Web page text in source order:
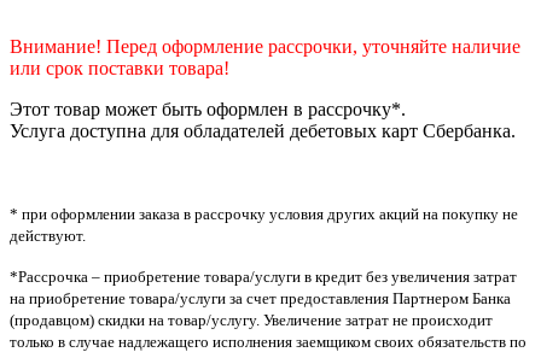
Внимание! Перед оформление рассрочки, уточняйте наличие
или срок поставки товара!
Этот товар может быть оформлен в рассрочку*.
Услуга доступна для обладателей дебетовых карт Сбербанка.
* при оформлении заказа в рассрочку условия других акций на покупку не
действуют.
*Рассрочка – приобретение товара/услуги в кредит без увеличения затрат
на приобретение товара/услуги за счет предоставления Партнером Банка
(продавцом) скидки на товар/услугу. Увеличение затрат не происходит
только в случае надлежащего исполнения заемщиком своих обязательств по